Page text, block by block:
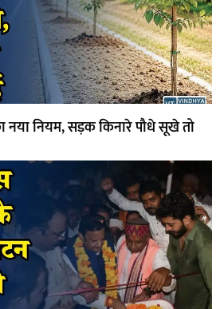
नया नियम, सड़क किनारे पौधे सूखे तो